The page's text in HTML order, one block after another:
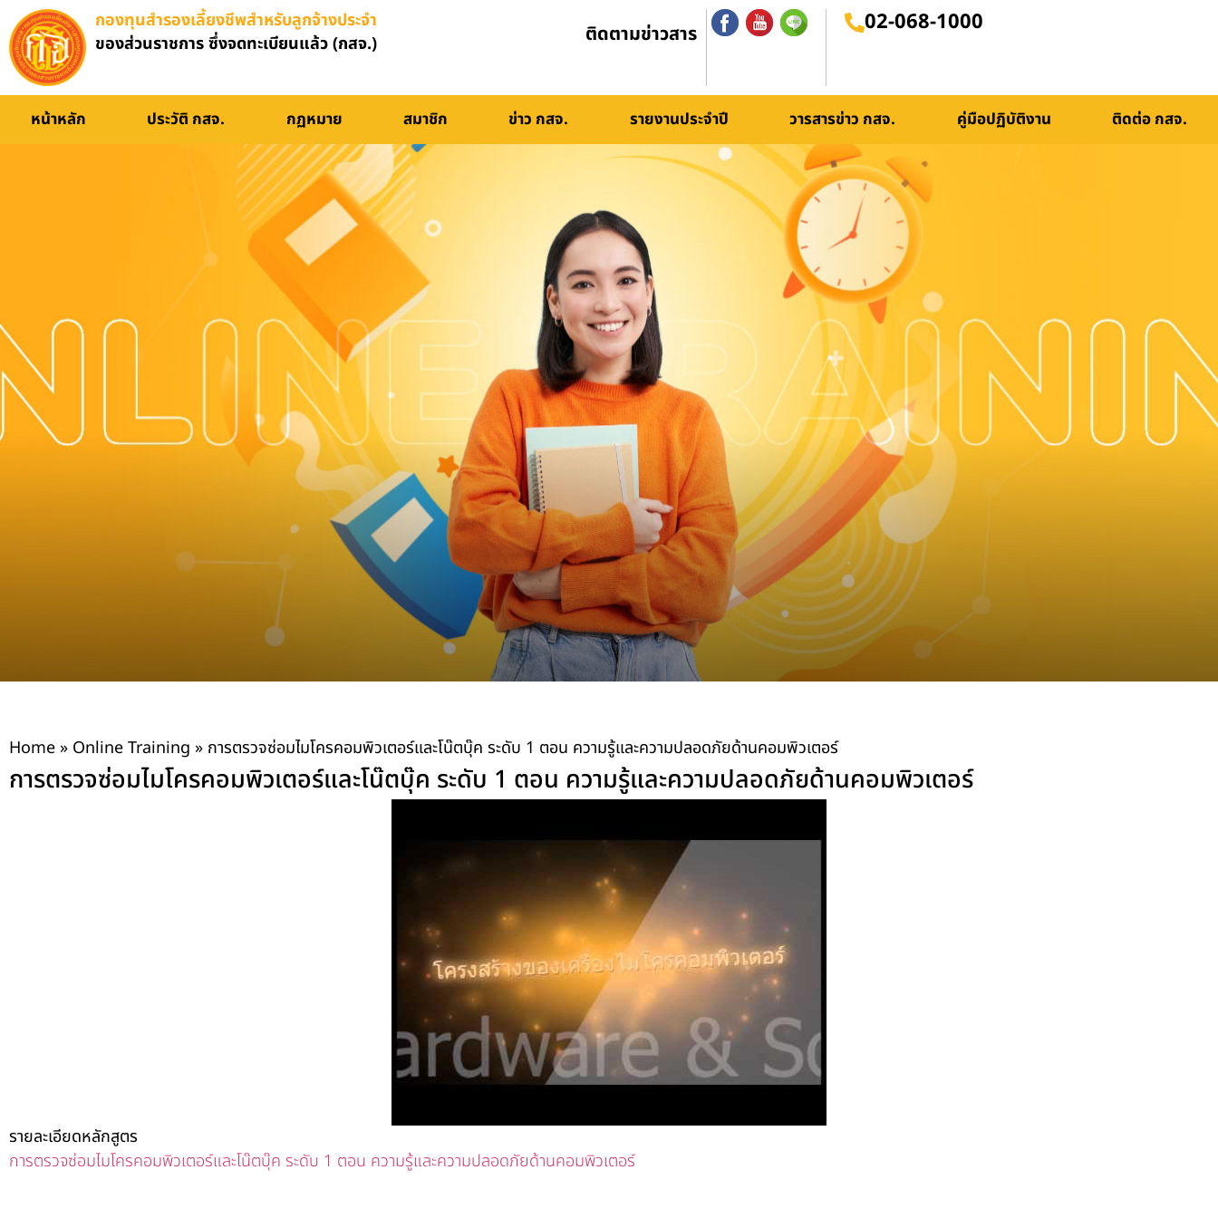
กองทุนสำรองเลี้ยงชีพสำหรับลูกจ้างประจำ
ของส่วนราชการ ซึ่งจดทะเบียนแล้ว (กสจ.)
ติดตามข่าวสาร 02-068-1000
หน้าหลัก ประวัติ กสจ. กฏหมาย สมาชิก ข่าว กสจ. รายงานประจำปี วารสารข่าว กสจ. คู่มือปฏิบัติงาน ติดต่อ กสจ.
อบรมออนไลน์
Home » Online Training » การตรวจซ่อมไมโครคอมพิวเตอร์และโน๊ตบุ๊ค ระดับ 1 ตอน ความรู้และความปลอดภัยด้านคอมพิวเตอร์
การตรวจซ่อมไมโครคอมพิวเตอร์และโน๊ตบุ๊ค ระดับ 1 ตอน ความรู้และความปลอดภัยด้านคอมพิวเตอร์
รายละเอียดหลักสูตร
การตรวจซ่อมไมโครคอมพิวเตอร์และโน๊ตบุ๊ค ระดับ 1 ตอน ความรู้และความปลอดภัยด้านคอมพิวเตอร์